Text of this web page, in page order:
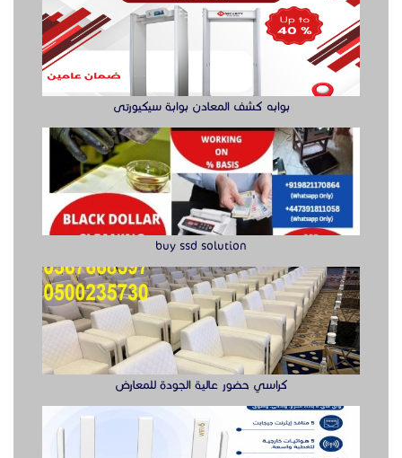
بوابه كشف المعادن بوابة سيكيورتى
buy ssd solution
كراسي حضور عالية الجودة للمعارض